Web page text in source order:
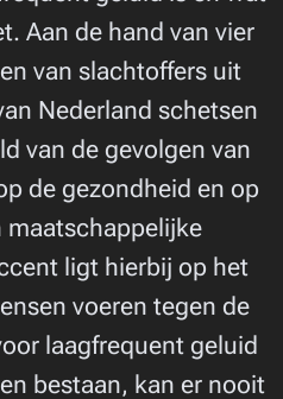
Aan de hand van vier
van slachtoffers uit
Nederland schetsen
van de gevolgen van
de gezondheid en op
maatschappelijke
ligt hierbij op het
voeren tegen de
laagfrequent geluid
bestaan, kan er nooit